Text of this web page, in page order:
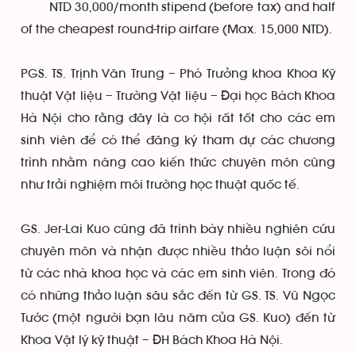
NTD 30,000/month stipend (before tax) and half
of the cheapest round-trip airfare (Max. 15,000 NTD).
PGS. TS. Trịnh Văn Trung – Phó Trưởng khoa Khoa Kỹ
thuật Vật liệu – Trường Vật liệu – Đại học Bách Khoa
Hà Nội cho rằng đây là cơ hội rất tốt cho các em
sinh viên để có thể đăng ký tham dự các chương
trình nhằm nâng cao kiến thức chuyên môn cũng
như trải nghiệm môi trường học thuật quốc tế.
GS. Jer-Lai Kuo cũng đã trình bày nhiều nghiên cứu
chuyên môn và nhận được nhiều thảo luận sôi nổi
từ các nhà khoa học và các em sinh viên. Trong đó
có những thảo luận sâu sắc đến từ GS. TS. Vũ Ngọc
Tước (một người bạn lâu năm của GS. Kuo) đến từ
Khoa Vật lý kỹ thuật – ĐH Bách Khoa Hà Nội.